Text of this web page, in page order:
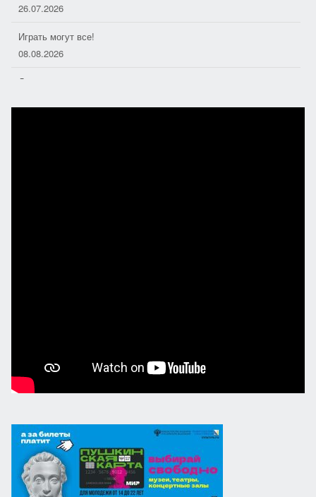
26.07.2026
Играть могут все!
08.08.2026
Душа моря